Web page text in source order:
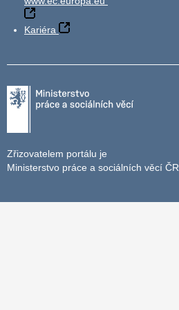
Kariéra
Zřizovatelem portálu je
Ministerstvo práce a sociálních věcí ČR